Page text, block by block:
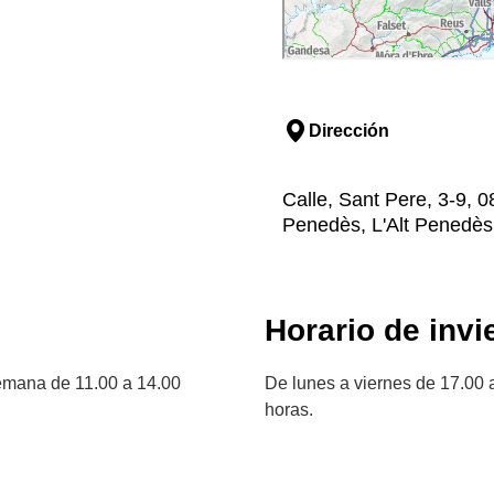
Dirección
Calle, Sant Pere, 3-9,
Penedès, L'Alt
de 11.00 a 14.00
Horario de
De lunes a viernes de 17.00
horas.